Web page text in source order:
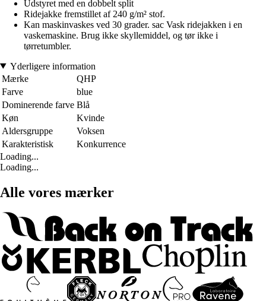
Udstyret med en dobbelt split
Ridejakke fremstillet af 240 g/m² stof.
Kan maskinvaskes ved 30 grader. sac Vask ridejakken i en
vaskemaskine. Brug ikke skyllemiddel, og tør ikke i
tørretumbler.
Yderligere information
Mærke
QHP
Farve
blue
Dominerende farve Blå
Køn
Kvinde
Aldersgruppe
Voksen
Karakteristisk
Konkurrence
Loading...
Loading...
Alle vores mærker